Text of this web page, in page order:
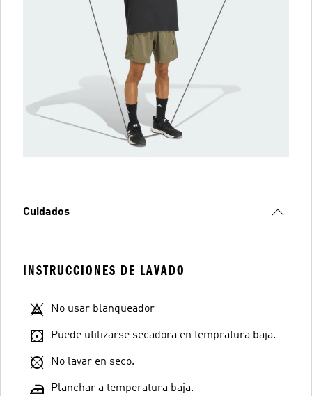
Cuidados
INSTRUCCIONES DE LAVADO
No usar blanqueador
Puede utilizarse secadora en tempratura baja.
No lavar en seco.
Planchar a temperatura baja.